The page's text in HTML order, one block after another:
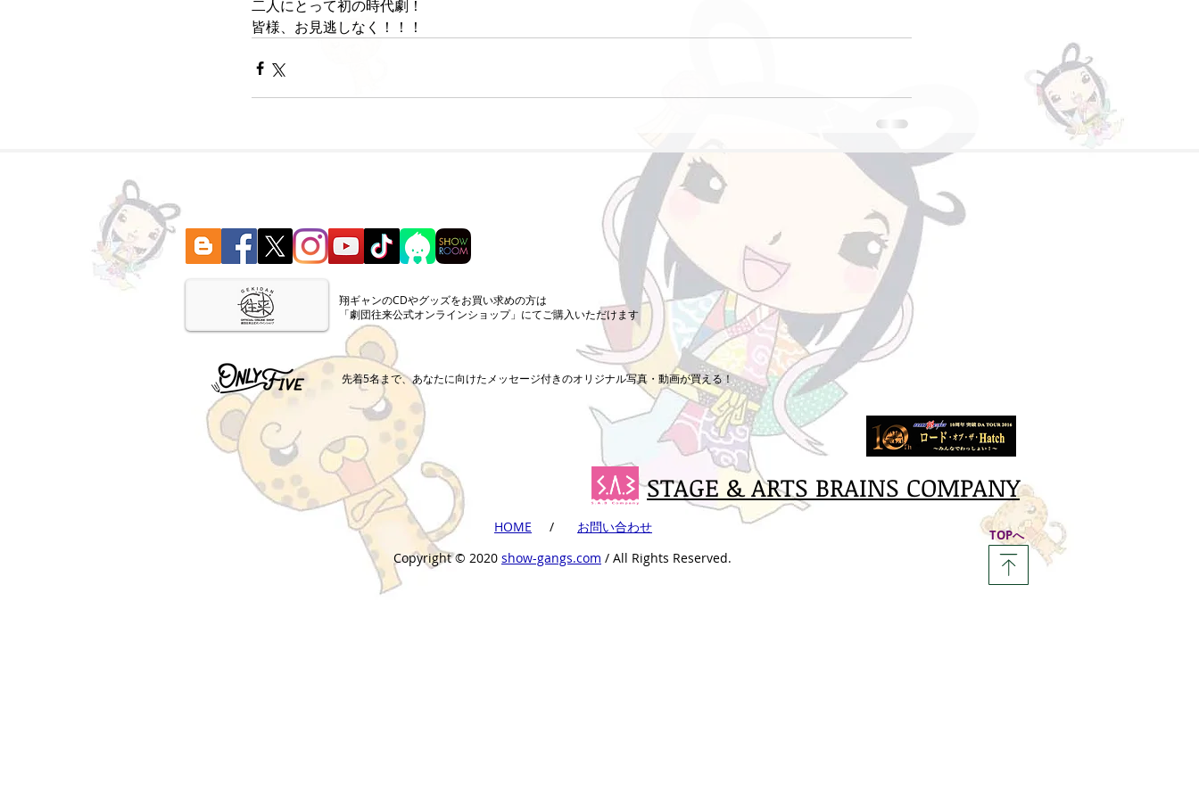
二人にとって初の時代劇！
皆様、お見逃しなく！！！
​翔ギャンのCDやグッズをお買い求めの方は
「劇団往来公式オンラインショップ」にてご購入いただけます
​先着5名まで、あなたに向けたメッセージ付きのオリジナル写真・動画が買える！
STAGE & ARTS BRAINS COMPANY
​HOME ​ /
​お問い合わせ
Copyright ©︎ 2020 show-gangs.com / All Rights Reserved.
​TOPへ